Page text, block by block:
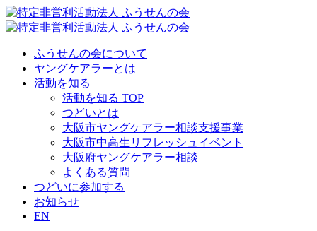
ふうせんの会について
ヤングケアラーとは
活動を知る
活動を知る TOP
つどいとは
大阪市ヤングケアラー相談支援事業
大阪市中高生リフレッシュイベント
大阪府ヤングケアラー相談
よくある質問
つどいに参加する
お知らせ
EN